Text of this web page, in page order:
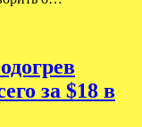
за $18 в